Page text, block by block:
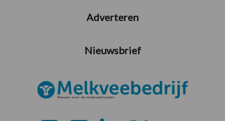
Adverteren
Nieuwsbrief